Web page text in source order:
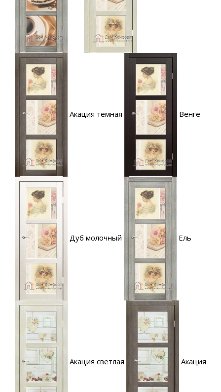
Акация темная Венге
Дуб молочный Ель
Акация светлая Акация